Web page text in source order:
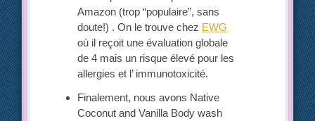
Amazon (trop “populaire”, sans
doute!) . On le trouve chez EWG
où il reçoit une évaluation globale
de 4 mais un risque élevé pour les
allergies et l’ immunotoxicité.
Finalement, nous avons Native
Coconut and Vanilla Body wash